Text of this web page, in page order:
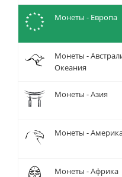
Монеты - Европа
Монеты -
Океания
Монеты - Азия
Монеты -
Монеты - Африка